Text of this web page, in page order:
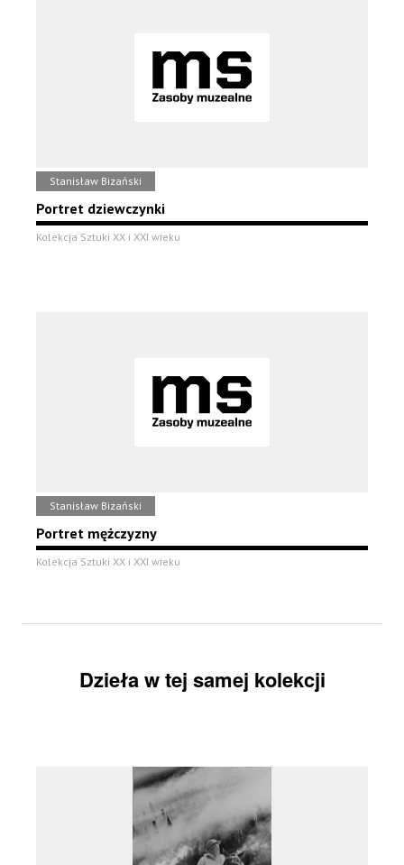
Stanisław Bizański
Portret dziewczynki
Kolekcja Sztuki XX i XXI wieku
Stanisław Bizański
Portret mężczyzny
Kolekcja Sztuki XX i XXI wieku
Dzieła w tej samej kolekcji